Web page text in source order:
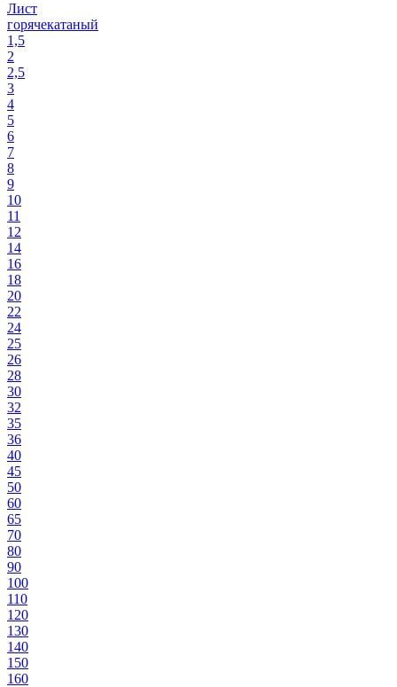
Лист
горячекатаный
1,5
2
2,5
3
4
5
6
7
8
9
10
11
12
14
16
18
20
22
24
25
26
28
30
32
35
36
40
45
50
60
65
70
80
90
100
110
120
130
140
150
160